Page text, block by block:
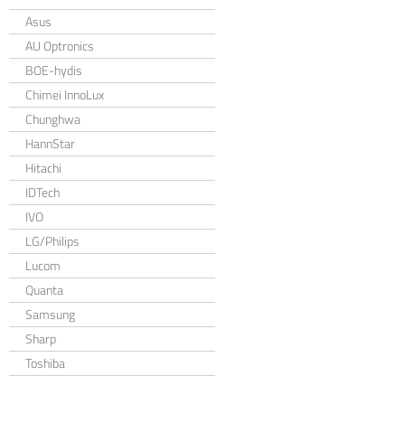
Asus
AU Optronics
BOE-hydis
Chimei InnoLux
Chunghwa
HannStar
Hitachi
IDTech
IVO
LG/Philips
Lucom
Quanta
Samsung
Sharp
Toshiba